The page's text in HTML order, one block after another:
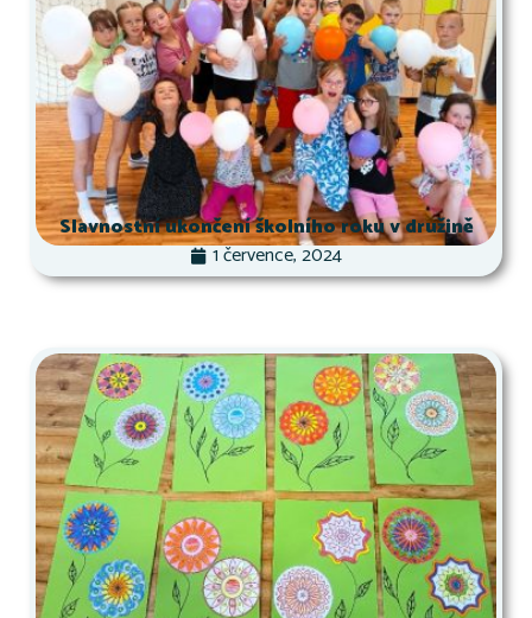
Slavnostní ukončení školního roku v družině
1 července, 2024